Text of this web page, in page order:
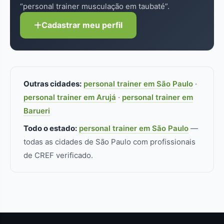
“personal trainer musculação em taubaté”.
Cadastrar meu perfil
Outras cidades: personal trainer em São Paulo ·
personal trainer em Arujá · personal trainer em
Barueri
Todo o estado: personal trainer em São Paulo —
todas as cidades de São Paulo com profissionais
de CREF verificado.